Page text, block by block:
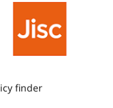
finder